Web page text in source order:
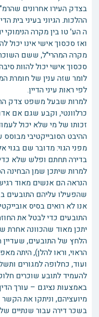
בצדק העירו אחרונים
ההלכות. הגיוני בעיני בית
ה הע' טו בין מקרה
ואז סכסוך אישי אינו יכול
מקרה המהרי"ל, ששם השוכר
סכסוך אישי יכול להוות
לומר שזה ענין של חומרת
לפי ראות עיני הדיין.
למרות שבעל משפט צדק
כרלוונטי, וקבע שגם אם
זכותו של מי שלא יכול
ההיבט הסובייקטיבי
מפני הגוי: מדובר שם בגוי
בדירה תחתם ופלש שלא
למרות שיתכן שמן הבחינה
הנראה הם אנשים מאוד
שהפעילו עליהם התובעים
אנו לא רואים בסיס
התובעים כדי לבטל את
יתכן מאוד שהכוונה אחרת
הלחץ של התובעים,
הראוי, וראו להלן), היתה
ועוד, כחלופה למגורים
להעמיד לתובע שוכרים
באמצעות נציגם – עורך
מיועציהם, וניתקו את
בשכר דירה עבור שנתיים